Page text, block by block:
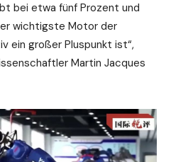
bei etwa fünf Prozent und
wichtigste Motor der
ein großer Pluspunkt ist“,
Martin Jacques